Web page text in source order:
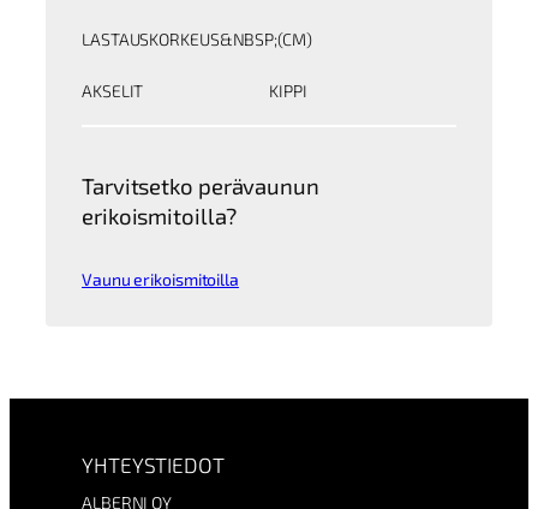
LASTAUSKORKEUS&NBSP;(CM)
AKSELIT KIPPI
Tarvitsetko perävaunun
erikoismitoilla?
Vaunu erikoismitoilla
YHTEYSTIEDOT
ALBERNI OY